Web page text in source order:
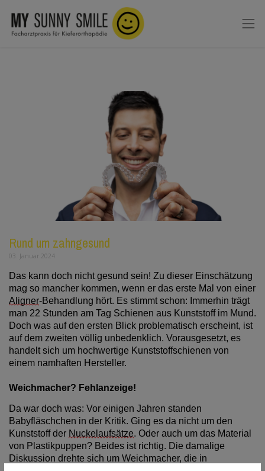
Rund um zahngesund
03. Januar 2024
Das kann doch nicht gesund sein! Zu dieser Einschätzung
mag so mancher kommen, wenn er das erste Mal von einer
Aligner-Behandlung hört. Es stimmt schon: Immerhin trägt
man 22 Stunden am Tag Schienen aus Kunststoff im Mund.
Doch was auf den ersten Blick problematisch erscheint, ist
auf dem zweiten völlig unbedenklich. Vorausgesetzt, es
handelt sich um hochwertige Kunststoffschienen von
einem namhaften Hersteller.
Weichmacher? Fehlanzeige!
Da war doch was: Vor einigen Jahren standen
Babyfläschchen in der Kritik. Ging es da nicht um den
Kunststoff der Nuckelaufsätze. Oder auch um das Material
von Plastikpuppen? Beides ist richtig. Die damalige
Diskussion drehte sich um Weichmacher, die in